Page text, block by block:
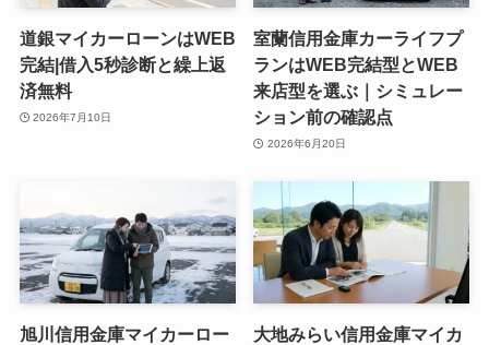
道銀マイカーローンはWEB
完結|借入5秒診断と繰上返
済無料
2026年7月10日
室蘭信用金庫カーライフプ
ランはWEB完結型とWEB
来店型を選ぶ｜シミュレー
ション前の確認点
2026年6月20日
旭川信用金庫マイカーロー
大地みらい信用金庫マイカ